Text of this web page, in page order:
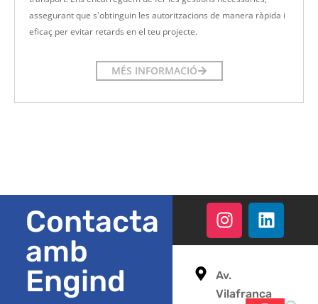
assegurant que s'obtinguin les autoritzacions de manera ràpida i
eficaç per evitar retards en el teu projecte.
MÉS INFORMACIÓ
Contacta
amb
Engind
Av.
Vilafranca